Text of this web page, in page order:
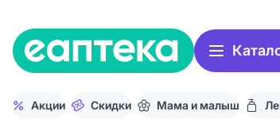
Акции Скидки Мама и малыш